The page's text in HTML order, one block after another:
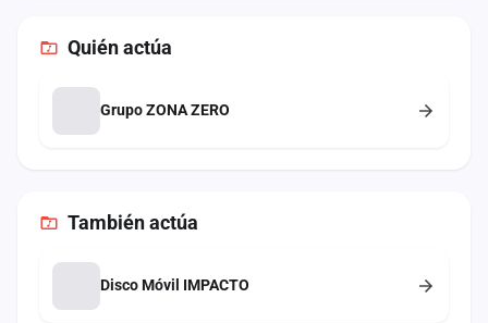
Quién actúa
Grupo ZONA ZERO
Tambiénactúa
Disco Móvil IMPACTO